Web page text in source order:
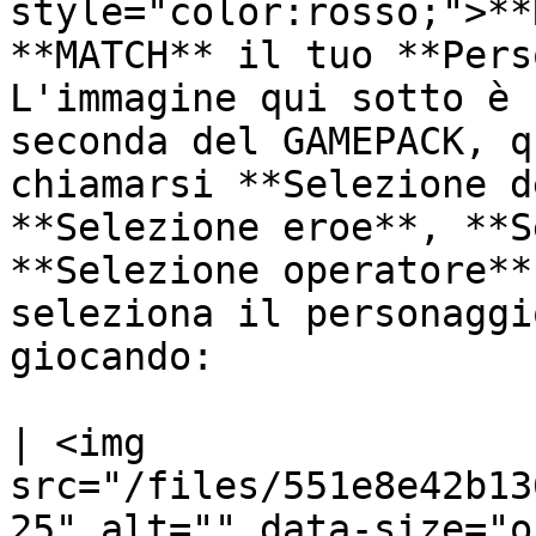
**MATCH** il tuo
L'immagine qui sotto
seconda del
chiamarsi **Selezione
**Selezione eroe**,
**Selezione
seleziona il
giocando:
| <img
src="/files/